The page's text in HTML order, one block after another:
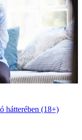
hátterében (18+)